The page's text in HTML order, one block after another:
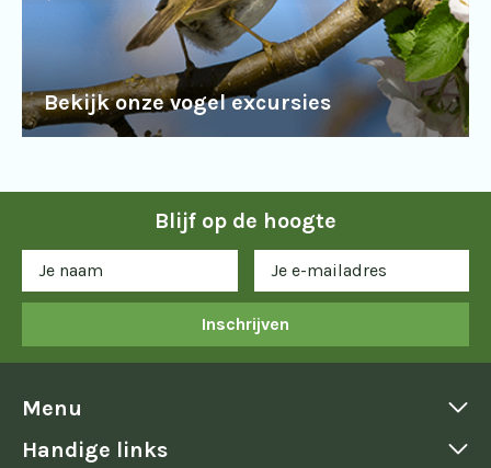
Bekijk onze vogel excursies
Blijf op de hoogte
Inschrijven
Menu
Handige links